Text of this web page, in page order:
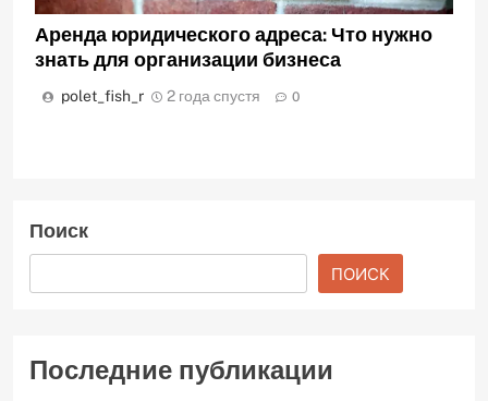
Аренда юридического адреса: Что нужно
знать для организации бизнеса
polet_fish_r 2 года спустя 0
Поиск
ПОИСК
Последние публикации